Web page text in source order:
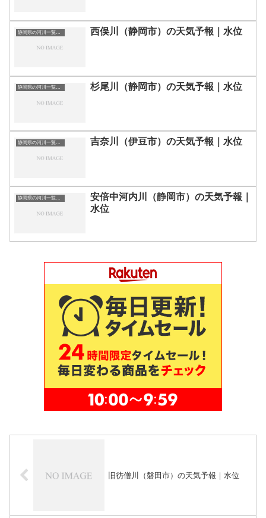
静岡県の河川一覧まとめ静岡県の河川を市町村別に一覧化しました。伊東市伊豆の国市伊豆市下田市賀茂郡河津町賀茂郡松崎町賀茂郡西伊豆町賀茂郡東伊豆町賀茂郡南伊豆町掛川市菊川市湖西市御前崎市御殿場市三島市周智郡森町駿東郡小山町駿東郡清水町駿東郡長泉町沼津市焼津市榛原郡吉田町榛原郡川根本町裾野市静岡市袋井市田方郡函南町島田市藤枝市熱海市磐田市浜松市富士宮市富士市牧之原市-静岡県の河川一覧 西俣川（静岡市）の天気予報｜水位
静岡県の河川一覧まとめ静岡県の河川を市町村別に一覧化しました。伊東市伊豆の国市伊豆市下田市賀茂郡河津町賀茂郡松崎町賀茂郡西伊豆町賀茂郡東伊豆町賀茂郡南伊豆町掛川市菊川市湖西市御前崎市御殿場市三島市周智郡森町駿東郡小山町駿東郡清水町駿東郡長泉町沼津市焼津市榛原郡吉田町榛原郡川根本町裾野市静岡市袋井市田方郡函南町島田市藤枝市熱海市磐田市浜松市富士宮市富士市牧之原市-静岡県の河川一覧 杉尾川（静岡市）の天気予報｜水位
静岡県の河川一覧まとめ静岡県の河川を市町村別に一覧化しました。伊東市伊豆の国市伊豆市下田市賀茂郡河津町賀茂郡松崎町賀茂郡西伊豆町賀茂郡東伊豆町賀茂郡南伊豆町掛川市菊川市湖西市御前崎市御殿場市三島市周智郡森町駿東郡小山町駿東郡清水町駿東郡長泉町沼津市焼津市榛原郡吉田町榛原郡川根本町裾野市静岡市袋井市田方郡函南町島田市藤枝市熱海市磐田市浜松市富士宮市富士市牧之原市-静岡県の河川一覧 吉奈川（伊豆市）の天気予報｜水位
静岡県の河川一覧まとめ静岡県の河川を市町村別に一覧化しました。伊東市伊豆の国市伊豆市下田市賀茂郡河津町賀茂郡松崎町賀茂郡西伊豆町賀茂郡東伊豆町賀茂郡南伊豆町掛川市菊川市湖西市御前崎市御殿場市三島市周智郡森町駿東郡小山町駿東郡清水町駿東郡長泉町沼津市焼津市榛原郡吉田町榛原郡川根本町裾野市静岡市袋井市田方郡函南町島田市藤枝市熱海市磐田市浜松市富士宮市富士市牧之原市-静岡県の河川一覧
安倍中河内川（静岡市）の天気予報｜
水位
旧彷僧川（磐田市）の天気予報｜水位